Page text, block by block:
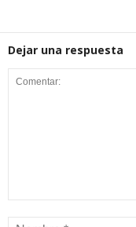
Dejar una respuesta